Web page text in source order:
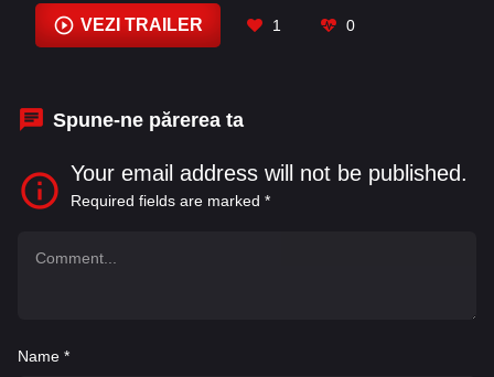
Bassett, Angela Cipra Baaba Maal , Bill Barrett
Chadwick Boseman,
VEZI TRAILER 1 0
Spune-ne părerea ta
Your email address will not be published.
Required fields are marked *
Name *